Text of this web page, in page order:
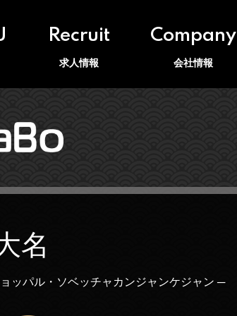
Recruit
求人情報
Company
会社情報
名
ッパル・ソベッチャカンジャンケジャン ─